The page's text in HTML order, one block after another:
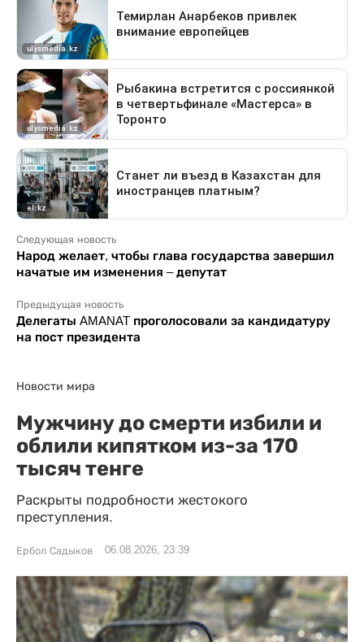
Следующая новость
Народ желает, чтобы глава государства завершил
начатые им изменения – депутат
Предыдущая новость
Делегаты AMANAT проголосовали за кандидатуру
на пост президента
Новости мира
Мужчину до смерти избили и
облили кипятком из-за 170
тысяч тенге
Раскрыты подробности жестокого
преступления.
Ербол Садыков 06.08.2026, 23:39